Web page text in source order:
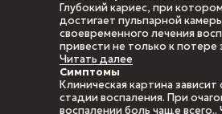
Глубокий кариес, при
достигает пульпарной
своевременного лечения
привести не только к потере
Читать далее
Симптомы
Клиническая картина
стадии воспаления. При
воспалении боль чаще всего..